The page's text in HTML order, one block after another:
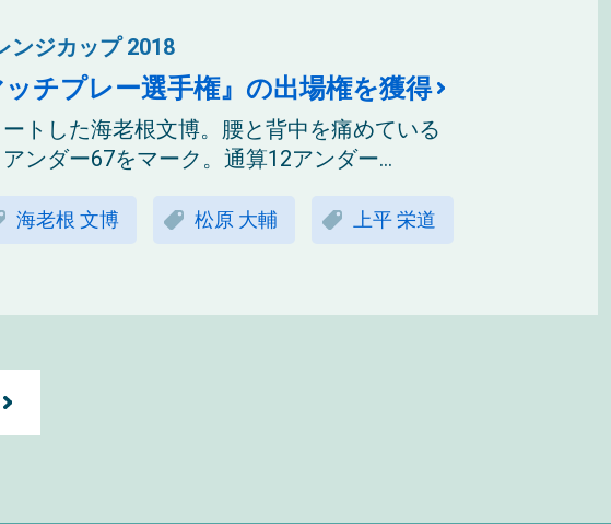
ンジカップ 2018
チプレー選手権』の出場権を獲得
トした海老根文博。腰と背中を痛めている
ンダー67をマーク。通算12アンダー...
海老根 文博 松原 大輔 上平 栄道